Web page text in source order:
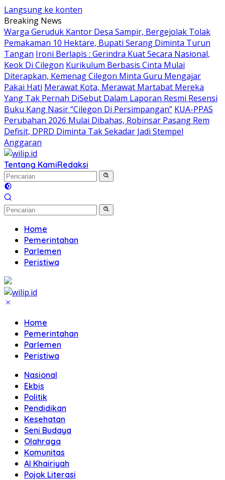
Langsung ke konten
Breaking News
Warga Geruduk Kantor Desa Sampir, Bergejolak Tolak
Pemakaman 10 Hektare, Bupati Serang Diminta Turun
Tangan Ironi Berlapis : Gerindra Kuat Secara Nasional,
Keok Di Cilegon Kurikulum Berbasis Cinta Mulai
Diterapkan, Kemenag Cilegon Minta Guru Mengajar
Pakai Hati Merawat Kota, Merawat Martabat Mereka
Yang Tak Pernah DiSebut Dalam Laporan Resmi Resensi
Buku Kang Nasir “Cilegon Di Persimpangan” KUA-PPAS
Perubahan 2026 Mulai Dibahas, Robinsar Pasang Rem
Defisit, DPRD Diminta Tak Sekadar Jadi Stempel
Anggaran
Tentang KamiRedaksi
Home
Pemerintahan
Parlemen
Peristiwa
Home
Pemerintahan
Parlemen
Peristiwa
Nasional
Ekbis
Politik
Pendidikan
Kesehatan
Seni Budaya
Olahraga
Komunitas
Al Khairiyah
Pojok Literasi